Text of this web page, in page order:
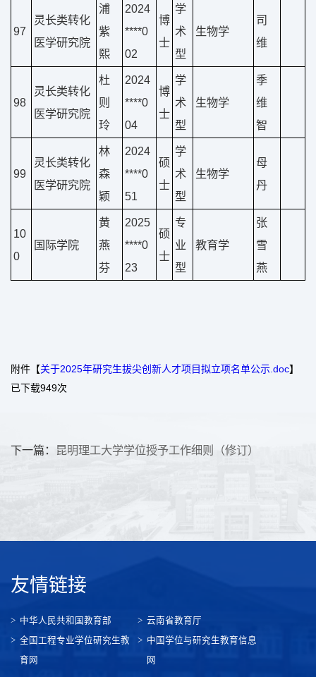
97
灵长类转化
医学研究院
浦
紫
熙
2024
****0
02
博
士
学
术
型
生物学
司
维
98
灵长类转化
医学研究院
杜
则
玲
2024
****0
04
博
士
学
术
型
生物学
季
维
智
99
灵长类转化
医学研究院
林
森
颖
2024
****0
51
硕
士
学
术
型
生物学
母
丹
10
0
国际学院
黄
燕
芬
2025
****0
23
硕
士
专
业
型
教育学
张
雪
燕
附件【关于2025年研究生拔尖创新人才项目拟立项名单公示.doc】
已下载949次
下一篇： 昆明理工大学学位授予工作细则（修订）
友情链接
中华人民共和国教育部
云南省教育厅
全国工程专业学位研究生教
育网
中国学位与研究生教育信息
网